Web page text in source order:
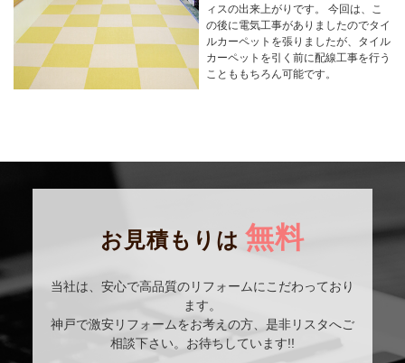
ィスの出来上がりです。 今回は、こ
の後に電気工事がありましたのでタイ
ルカーペットを張りましたが、タイル
カーペットを引く前に配線工事を行う
ことももちろん可能です。
お見積もりは 無料
当社は、安心で高品質のリフォームにこだわっており
ます。
神戸で激安リフォームをお考えの方、是非リスタへご
相談下さい。お待ちしています!!